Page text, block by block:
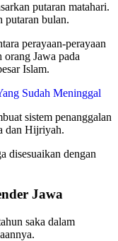
putaran matahari.
putaran bulan.
perayaan-perayaan
orang Jawa pada
Islam.
Sudah Meninggal
sistem penanggalan
dan Hijriyah.
disesuaikan dengan
Jawa
saka dalam